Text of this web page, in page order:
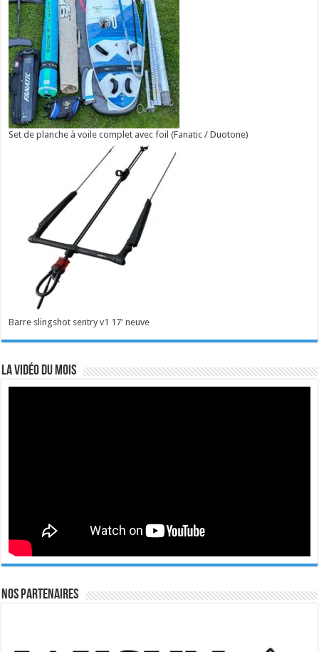
Set de planche à voile complet avec foil (Fanatic / Duotone)
Barre slingshot sentry v1 17' neuve
La vidéo du mois
Nos Partenaires